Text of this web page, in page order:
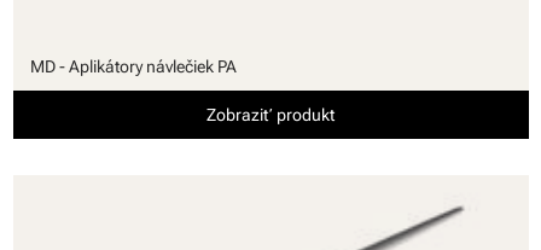
MD - Aplikátory návlečiek PA
Zobraziť produkt